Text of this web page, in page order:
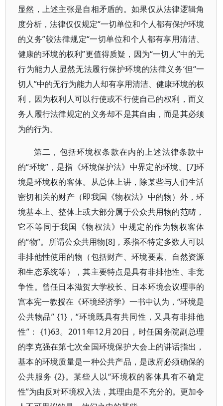
显然，上述主张是自相矛盾的。如果仅从法律逻辑角
度分析，法律仅仅规定“一切单位和个人都有保护环境
的义务”较法律规定“一切单位和个人都有享用清洁、
健康的环境的权利”更值得质疑，因为“一切人”中的无
行为能力人显然无法履行保护环境的法律义务‘但“一
切人”中的无行为能力人却有享用清洁、健康环境的权
利，因为权利人可以行使或不行使自己的权利，而义
务人履行法律规定的义务却不是其自由，而是其必须
为的行为。
第二，包括环境权条款在内的上述法律条款中
的“环境”，是指《环境保护法》中界定的环境。[7]环
境是环境权的客体。从总体上讲，除某些与人们生活
密切相关的财产（即我国《物权法》中的物）外，环
境基本上、整体上或大部分属于公众共用物的范畴，
它不等同于我国《物权法》中规定的作为物权客体
的“物”。所谓公众共用物[8]，系指不特定多数人可以
非排他性使用的物（包括财产、环境要素、自然资源
和生态系统等），其主要特点是具有非排他性、非竞
争性。曾任日本滋贺大学校长、日本环境会议理事的
宫本宪一教授在《环境经济学》一书中认为，“环境是
公共物品” {1}，“环境既具有共同性，又具有非排他
性”： {1}63。2011年12月20日，时任国务院副总理
的李克强在第七次全国环境保护大会上的讲话指出，
基本的环境质量是一种公共产品，是政府必须确保的
公共服务 {2}。某些人以“环境权的客体具有不确定
性”为由反对环境权入法，其理由是不充分的。更加令